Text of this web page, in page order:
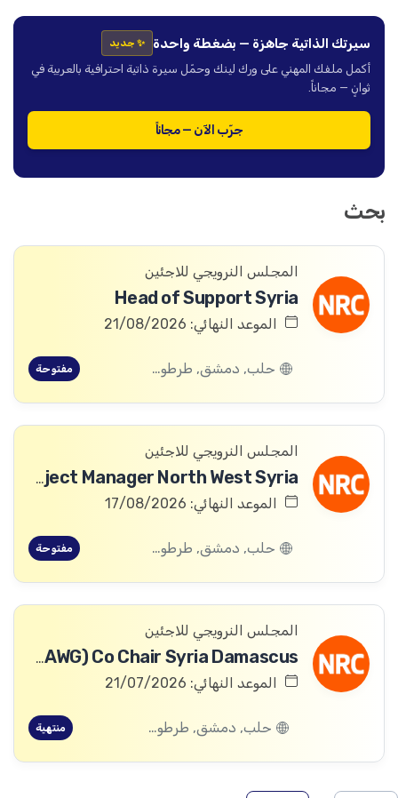
سيرتك الذاتية جاهزة — بضغطة واحدة ✨ جديد
أكمل ملفك المهني على ورك لينك وحمّل سيرة ذاتية احترافية بالعربية في
ثوانٍ — مجاناً.
جرّب الآن — مجاناً
بحث
المجلس النرويجي للاجئين
Head of Support Syria
الموعد النهائي: 21/08/2026
حلب, دمشق, طرطوس, ريف دمشق, ديرالزور, درعا, السويداء, إدلب, القنيطرة, اللاذقية, الرقة, حمص, الحسكة, حماة مفتوحة
المجلس النرويجي للاجئين
ICLA Project Manager North West Syria
الموعد النهائي: 17/08/2026
حلب, دمشق, طرطوس, ريف دمشق, ديرالزور, درعا, السويداء, إدلب, القنيطرة, اللاذقية, الرقة, حمص, الحسكة, حماة مفتوحة
المجلس النرويجي للاجئين
Humanitarian Access Working Group (HAWG) Co Chair Syria Damascus
الموعد النهائي: 21/07/2026
حلب, دمشق, طرطوس, ريف دمشق, ديرالزور, درعا, السويداء, إدلب, القنيطرة, اللاذقية, الرقة, حمص, الحسكة, حماة منتهية